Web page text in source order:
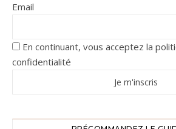
Email
En continuant, vous acceptez la
confidentialité